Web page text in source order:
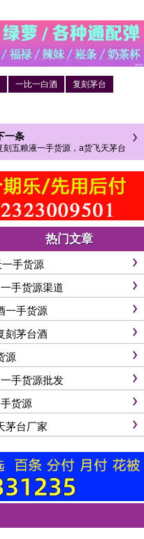
一比一白酒
复刻茅台
一条
刻五粮液一手货源，a货飞天茅台
热门文章
手货源
手货源渠道
一手货源
刻茅台酒
源
手货源批发
货源
茅台厂家